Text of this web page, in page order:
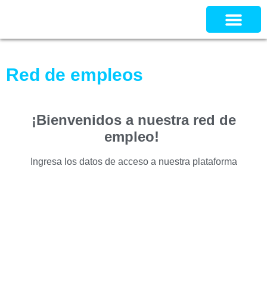
Red de empleos
¡Bienvenidos a nuestra red de
empleo!
Ingresa los datos de acceso a nuestra plataforma